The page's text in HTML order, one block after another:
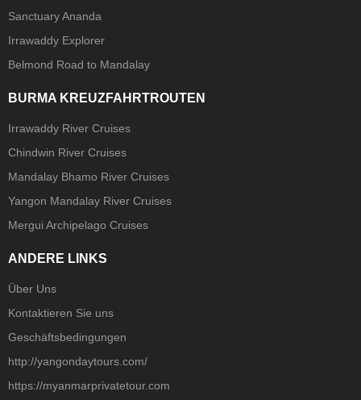
Sanctuary Ananda
Irrawaddy Explorer
Belmond Road to Mandalay
BURMA KREUZFAHRTROUTEN
Irrawaddy River Cruises
Chindwin River Cruises
Mandalay Bhamo River Cruises
Yangon Mandalay River Cruises
Mergui Archipelago Cruises
ANDERE LINKS
Über Uns
Kontaktieren Sie uns
Geschäftsbedingungen
http://yangondaytours.com/
https://myanmarprivatetour.com